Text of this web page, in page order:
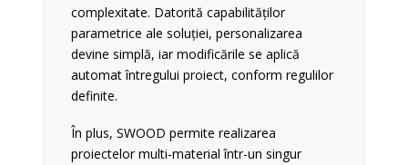
complexitate. Datorită capabilităților
parametrice ale soluției, personalizarea
devine simplă, iar modificările se aplică
automat întregului proiect, conform regulilor
definite.
În plus, SWOOD permite realizarea
proiectelor multi-material într-un singur